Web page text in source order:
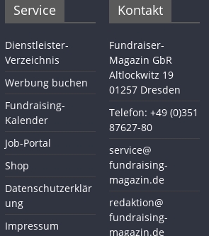
Service
Dienstleister-
Verzeichnis
Werbung buchen
Fundraising-
Kalender
Job-Portal
Shop
Datenschutzerklär
ung
Impressum
Kontakt
Fundraiser-
Magazin GbR
Altlockwitz 19
01257 Dresden
Telefon: +49 (0)351
87627-80
service@
fundraising-
magazin.de
redaktion@
fundraising-
magazin.de